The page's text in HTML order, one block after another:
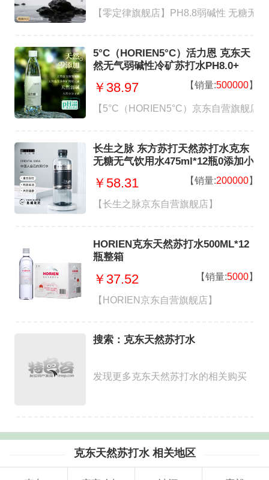
【零定律旗舰店】PH8.8弱碱性 无糖无气
5°C（HORIEN5°C）活力恩 克东天
然无气弱碱性冷矿苏打水PH8.0+
￥38.97 【销量:500000】
【5°C（HORIEN5°C）京东自营旗舰店】
长生之脉 东方苏打天然苏打水克东
无糖无气饮用水475ml*12瓶0添加小
￥58.31 【销量:200000】
【长生之脉京东自营旗舰店】
HORIEN克东天然苏打水500ML*12
瓶整箱
￥37.52 【销量:5000】
【HORIEN京东自营旗舰店】
搜索：克东天然苏打水
发现更多克东天然苏打水的相关购买
克东天然苏打水 相关地区